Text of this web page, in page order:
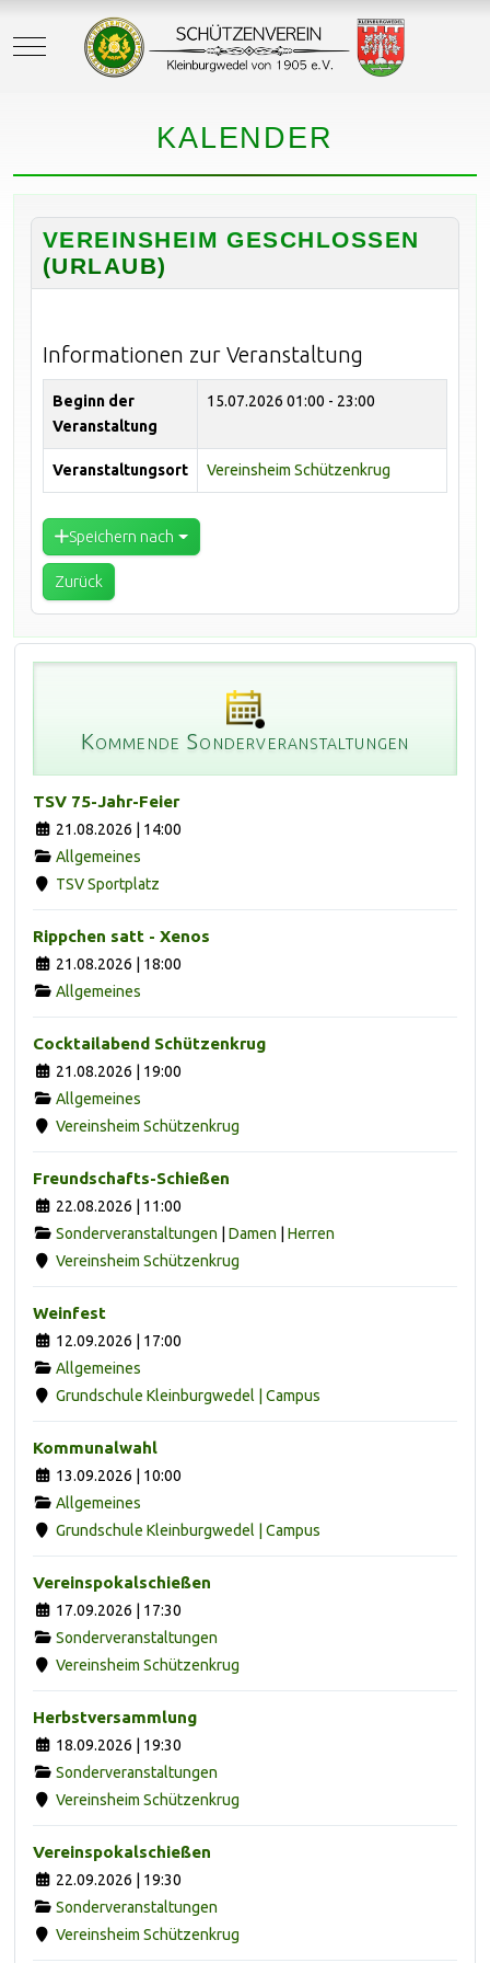
Mobile Menu Toggle
KALENDER
VEREINSHEIM GESCHLOSSEN
(URLAUB)
Informationen zur Veranstaltung
Beginn der
Veranstaltung
15.07.2026 01:00 - 23:00
Veranstaltungsort Vereinsheim Schützenkrug
Speichern nach
Zurück
Kommende Sonderveranstaltungen
TSV 75-Jahr-Feier
21.08.2026 | 14:00
Allgemeines
TSV Sportplatz
Rippchen satt - Xenos
21.08.2026 | 18:00
Allgemeines
Cocktailabend Schützenkrug
21.08.2026 | 19:00
Allgemeines
Vereinsheim Schützenkrug
Freundschafts-Schießen
22.08.2026 | 11:00
Sonderveranstaltungen
Damen
Herren
Vereinsheim Schützenkrug
Weinfest
12.09.2026 | 17:00
Allgemeines
Grundschule Kleinburgwedel | Campus
Kommunalwahl
13.09.2026 | 10:00
Allgemeines
Grundschule Kleinburgwedel | Campus
Vereinspokalschießen
17.09.2026 | 17:30
Sonderveranstaltungen
Vereinsheim Schützenkrug
Herbstversammlung
18.09.2026 | 19:30
Sonderveranstaltungen
Vereinsheim Schützenkrug
Vereinspokalschießen
22.09.2026 | 19:30
Sonderveranstaltungen
Vereinsheim Schützenkrug